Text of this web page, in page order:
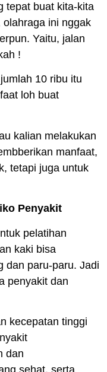
tepat buat kita-kita
ini nggak
Yaitu, jalan
!
10 ribu itu
loh buat
kalian melakukan
manfaat,
tetapi juga untuk
Penyakit
pelatihan
kaki bisa
dan paru-paru. Jadi
penyakit dan
kecepatan tinggi
dan
sehat, serta